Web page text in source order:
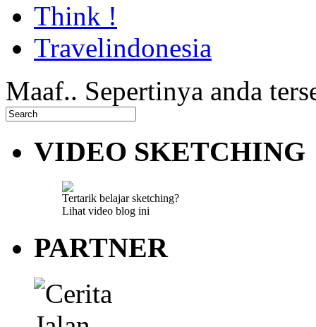
Think !
Travelindonesia
Maaf.. Sepertinya anda
VIDEO SKETCHING
Tertarik belajar sketching?
Lihat video blog ini
PARTNER